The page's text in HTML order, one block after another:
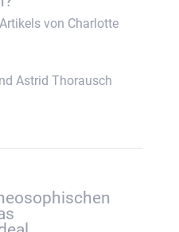
von Charlotte
Astrid Thorausch